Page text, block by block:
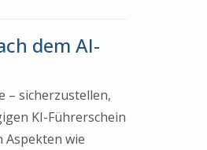
dem AI-
– sicherzustellen,
KI-Führerschein
Aspekten wie